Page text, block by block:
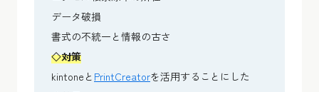
データ破損
書式の不統一と情報の古さ
◇対策
kintoneと PrintCreatorを活用することにした